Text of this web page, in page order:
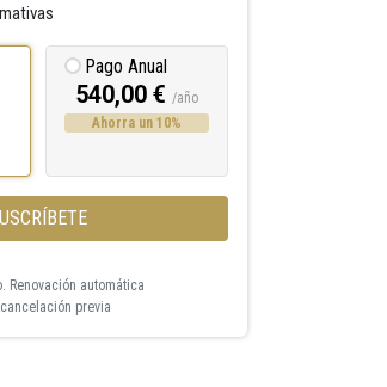
Pago Anual
540,00 €/año
Ahorra un 10%
Renovación automática
previa